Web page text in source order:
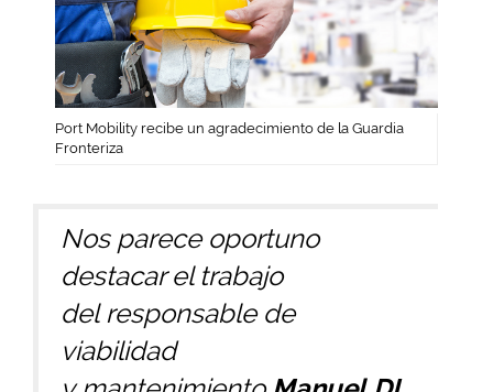
Port Mobility recibe un agradecimiento de la Guardia
Fronteriza
Nos parece oportuno
destacar el trabajo
del responsable de
viabilidad